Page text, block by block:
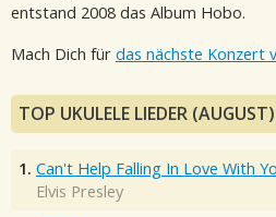
entstand 2008 das Album Hobo.
Mach Dich für das nächste Konzert
TOP UKULELE LIEDER (AUGUST)
1. Can't Help Falling In Love With
Elvis Presley